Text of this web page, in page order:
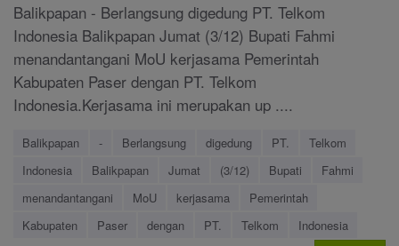
Balikpapan - Berlangsung digedung PT. Telkom
Indonesia Balikpapan Jumat (3/12) Bupati Fahmi
menandantangani MoU kerjasama Pemerintah
Kabupaten Paser dengan PT. Telkom
Indonesia.Kerjasama ini merupakan up ....
Balikpapan - Berlangsung digedung PT.
Telkom
Indonesia
Balikpapan Jumat (3/12) Bupati
Fahmi
menandantangani
MoU kerjasama
Pemerintah
Kabupaten
Paser dengan PT. Telkom Indonesia